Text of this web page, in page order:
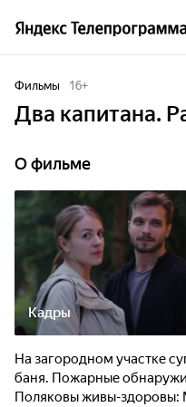
Фильмы 16+
Два капитана.
О фильме
Кадры
На загородном участке
баня. Пожарные
Поляковы живы-здоровы: